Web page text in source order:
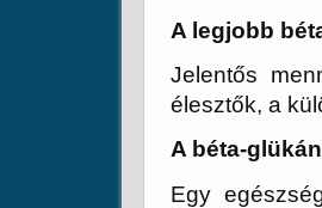
A legjobb
Jelentős
élesztők, a
A béta-
Egy